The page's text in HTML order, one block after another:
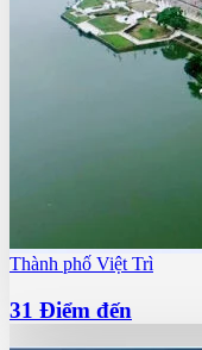
Thành phố Việt Trì
31 Điểm đến